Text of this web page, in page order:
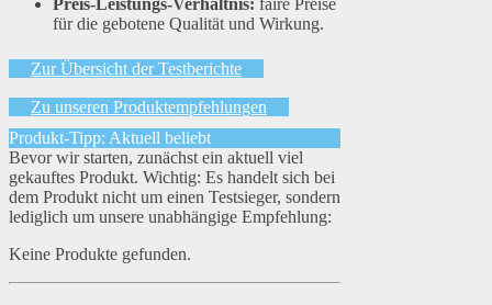
Preis-Leistungs-Verhältnis: faire Preise
für die gebotene Qualität und Wirkung.
Zur Übersicht der Testberichte
Zu unseren Produktempfehlungen
Produkt-Tipp: Aktuell beliebt
Bevor wir starten, zunächst ein aktuell viel
gekauftes Produkt. Wichtig: Es handelt sich bei
dem Produkt nicht um einen Testsieger, sondern
lediglich um unsere unabhängige Empfehlung:
Keine Produkte gefunden.